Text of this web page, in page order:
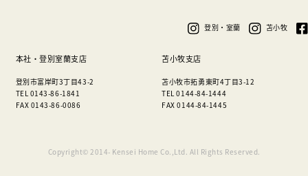
本社・登別室蘭支店
登別市富岸町3丁目43-2
TEL 0143-86-1841
FAX 0143-86-0086
苫小牧支店
苫小牧市拓勇東町4丁目3-12
TEL 0144-84-1444
FAX 0144-84-1445
登別・室蘭 苫小牧
Copyright© 2014- Kensei Home Co.,Ltd. All Rights Reserved.